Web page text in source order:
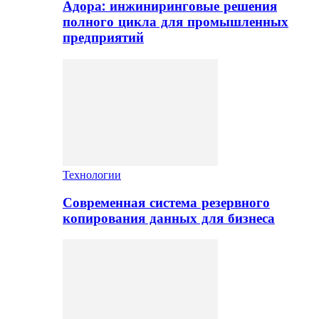
Адора: инжиниринговые решения
полного цикла для промышленных
предприятий
Технологии
Современная система резервного
копирования данных для бизнеса